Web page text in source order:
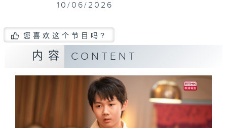
10/06/2026
您喜欢这个节目吗?
内容 CONTENT